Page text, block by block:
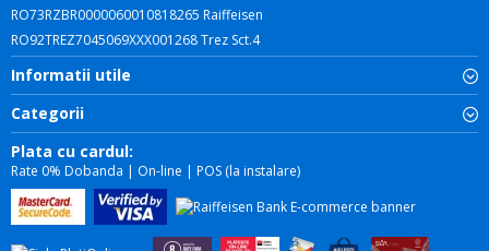
RO73RZBR0000060010818265 Raiffeisen
RO92TREZ7045069XXX001268 Trez Sct.4
Informatii utile
Categorii
Plata cu cardul:
Rate 0% Dobanda | On-line | POS (la instalare)